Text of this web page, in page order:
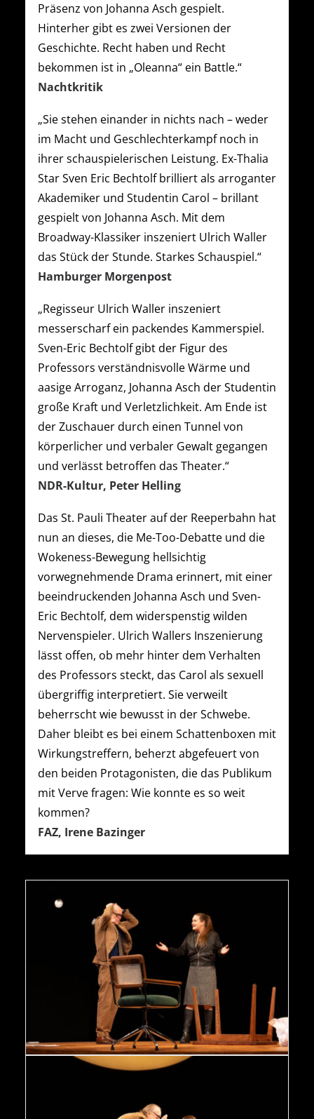
Präsenz von Johanna Asch gespielt.
Hinterher gibt es zwei Versionen der
Geschichte. Recht haben und Recht
bekommen ist in „Oleanna“ ein Battle.“
Nachtkritik
„Sie stehen einander in nichts nach – weder
im Macht und Geschlechterkampf noch in
ihrer schauspielerischen Leistung. Ex-Thalia
Star Sven Eric Bechtolf brilliert als arroganter
Akademiker und Studentin Carol – brillant
gespielt von Johanna Asch. Mit dem
Broadway-Klassiker inszeniert Ulrich Waller
das Stück der Stunde. Starkes Schauspiel.“
Hamburger Morgenpost
„Regisseur Ulrich Waller inszeniert
messerscharf ein packendes Kammerspiel.
Sven-Eric Bechtolf gibt der Figur des
Professors verständnisvolle Wärme und
aasige Arroganz, Johanna Asch der Studentin
große Kraft und Verletzlichkeit. Am Ende ist
der Zuschauer durch einen Tunnel von
körperlicher und verbaler Gewalt gegangen
und verlässt betroffen das Theater.“
NDR-Kultur, Peter Helling
Das St. Pauli Theater auf der Reeperbahn hat
nun an dieses, die Me-Too-Debatte und die
Wokeness-Bewegung hellsichtig
vorwegnehmende Drama erinnert, mit einer
beeindruckenden Johanna Asch und Sven-
Eric Bechtolf, dem widerspenstig wilden
Nervenspieler. Ulrich Wallers Inszenierung
lässt offen, ob mehr hinter dem Verhalten
des Professors steckt, das Carol als sexuell
übergriffig interpretiert. Sie verweilt
beherrscht wie bewusst in der Schwebe.
Daher bleibt es bei einem Schattenboxen mit
Wirkungstreffern, beherzt abgefeuert von
den beiden Protagonisten, die das Publikum
mit Verve fragen: Wie konnte es so weit
kommen?
FAZ, Irene Bazinger
Oleanna - Sven-Eric Bechtolf, Johanna Asch Foto: Kerstin